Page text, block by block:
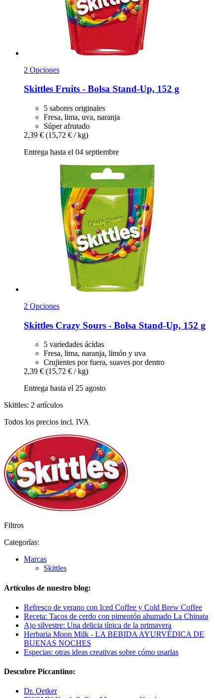
2 Opciones
Skittles Fruits -​ Bolsa Stand-​Up, 152 g
5 sabores originales
Fresa, lima, uva, naranja
Súper afrutado
2,39 € (15,72 € / kg)
Entrega hasta el 04 septiembre
2 Opciones
Skittles Crazy Sours -​ Bolsa Stand-​Up, 152 g
5 variedades ácidas
Fresa, lima, naranja, limón y uva
Crujientes por fuera, suaves por dentro
2,39 € (15,72 € / kg)
Entrega hasta el 25 agosto
Skittles: 2 artículos
Todos los precios incl. IVA
Filtros
Categorías:
Marcas
Skittles
Artículos de nuestro blog:
Refresco de verano con Iced Coffee y Cold Brew Coffee
Receta: Tacos de cerdo con pimentón ahumado La Chinata
Ajo silvestre: Una delicia típica de la primavera
Herbaria Moon Milk - LA BEBIDA AYURVÉDICA DE
BUENAS NOCHES
Especias: otras ideas creativas sobre cómo usarlas
Descubre Piccantino:
Dr. Oetker